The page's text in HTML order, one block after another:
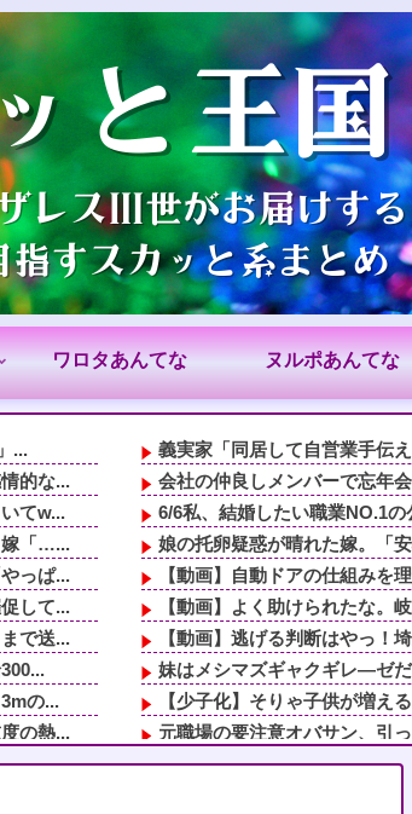
ワロタあんてな ヌルポあんてな
...
的な...
てw...
嫁「…...
っぱ...
して...
で送...
の...
の熱...
の話...
義実家「同居して自営業手伝
会社の仲良しメンバーで忘年
6/6私、結婚したい職業NO.1
娘の托卵疑惑が晴れた嫁。「
【動画】自動ドアの仕組みを
【動画】よく助けられたな。
【動画】逃げる判断はやっ！
妹はメシマズギャクギレ―ゼ
【少子化】そりゃ子供が増え
元職場の要注意オバサン、引
義実家「同居して自営業手伝